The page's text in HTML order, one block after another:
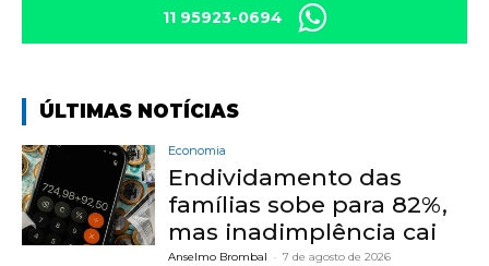
11 95923-0694
ÚLTIMAS NOTÍCIAS
Economia
Endividamento das
famílias sobe para 82%,
mas inadimplência cai
Anselmo Brombal - 7 de agosto de 2026